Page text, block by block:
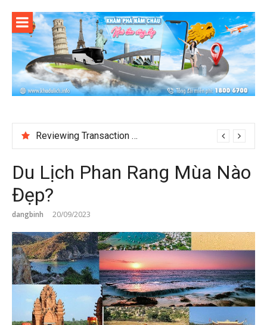
content
Reviewing Transaction History at BetNinja UK
Du Lịch Phan Rang Mùa Nào
Đẹp?
dangbinh 20/09/2023